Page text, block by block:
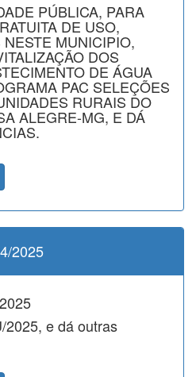
PÚBLICA, PARA
DE USO,
MUNICIPIO,
DOS
DE ÁGUA
PAC SELEÇÕES
RURAIS DO
ALEGRE-MG, E DÁ
2025
2025, e dá outras